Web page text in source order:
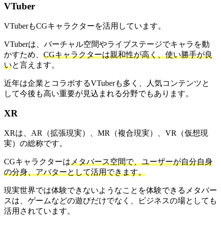
VTuber
VTuberもCGキャラクターを活用しています。
VTuberは、バーチャル空間やライブステージでキャラを動
かすため、 CGキャラクターは親和性が高く、使い勝手が良
いと言えます。
近年は企業とコラボするVTuberも多く、人気コンテンツと
して今後も高い重要が見込まれる分野でもあります。
XR
XRは、AR（拡張現実）、MR（複合現実）、VR（仮想現
実）の総称です。
CGキャラクターはメタバース空間で、ユーザーが自分自身
の分身、アバターとして活用できます。
現実世界では体験できないようなことを体験できるメタバー
スは、ゲームなどの遊びだけでなく、ビジネスの場としても
活用されています。